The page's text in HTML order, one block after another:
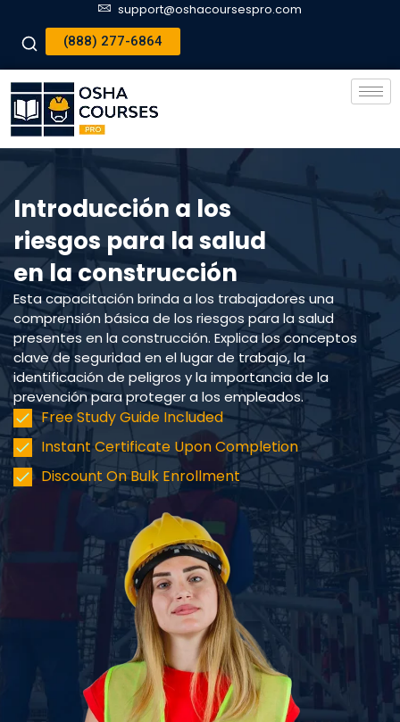
support@oshacoursespro.com
(888) 277-6864
Introducción a los
riesgos para la salud
en la construcción
Esta capacitación brinda a los trabajadores una
comprensión básica de los riesgos para la salud
presentes en la construcción. Explica los conceptos
clave de seguridad en el lugar de trabajo, la
identificación de peligros y la importancia de la
prevención para proteger a los empleados.
Free Study Guide Included
Instant Certificate Upon Completion
Discount On Bulk Enrollment